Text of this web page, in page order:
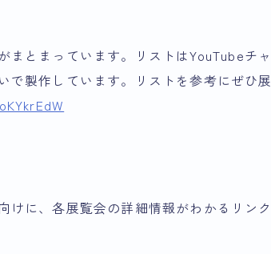
まとまっています。リストはYouTubeチャ
で製作しています。リストを参考にぜひ展
けに、各展覧会の詳細情報がわかるリンク